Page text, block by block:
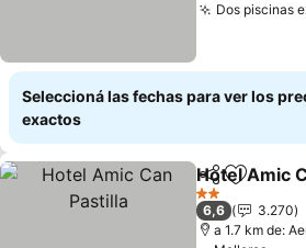
Dos piscinas
Seleccioná las fechas para ver los
exactos
Compartir
Añadir
Hotel Amic
2 Estrellas
6,6
3.270
a 1.7 km de: